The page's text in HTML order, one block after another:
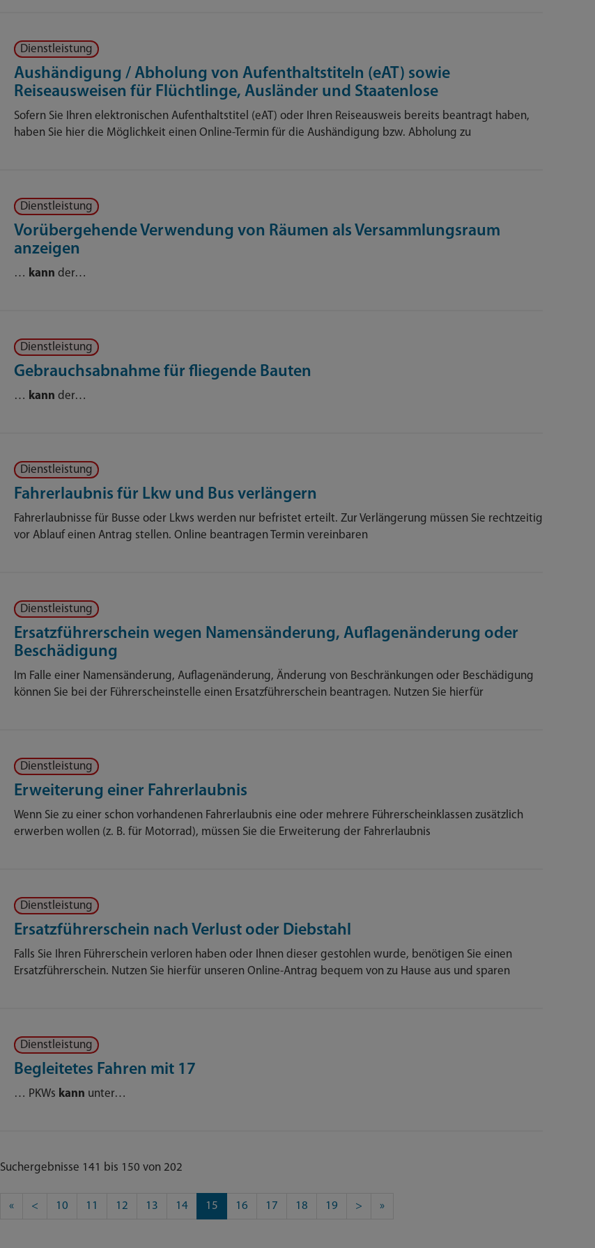
Dienstleistung
Aushändigung / Abholung von Aufenthaltstiteln (eAT) sowie
Reiseausweisen für Flüchtlinge, Ausländer und Staatenlose
Sofern Sie Ihren elektronischen Aufenthaltstitel (eAT) oder Ihren Reiseausweis bereits beantragt haben,
haben Sie hier die Möglichkeit einen Online-Termin für die Aushändigung bzw. Abholung zu
Dienstleistung
Vorübergehende Verwendung von Räumen als Versammlungsraum
anzeigen
… kann der…
Dienstleistung
Gebrauchsabnahme für fliegende Bauten
… kann der…
Dienstleistung
Fahrerlaubnis für Lkw und Bus verlängern
Fahrerlaubnisse für Busse oder Lkws werden nur befristet erteilt. Zur Verlängerung müssen Sie rechtzeitig
vor Ablauf einen Antrag stellen. Online beantragen Termin vereinbaren
Dienstleistung
Ersatzführerschein wegen Namensänderung, Auflagenänderung oder
Beschädigung
Im Falle einer Namensänderung, Auflagenänderung, Änderung von Beschränkungen oder Beschädigung
können Sie bei der Führerscheinstelle einen Ersatzführerschein beantragen. Nutzen Sie hierfür
Dienstleistung
Erweiterung einer Fahrerlaubnis
Wenn Sie zu einer schon vorhandenen Fahrerlaubnis eine oder mehrere Führerscheinklassen zusätzlich
erwerben wollen (z. B. für Motorrad), müssen Sie die Erweiterung der Fahrerlaubnis
Dienstleistung
Ersatzführerschein nach Verlust oder Diebstahl
Falls Sie Ihren Führerschein verloren haben oder Ihnen dieser gestohlen wurde, benötigen Sie einen
Ersatzführerschein. Nutzen Sie hierfür unseren Online-Antrag bequem von zu Hause aus und sparen
Dienstleistung
Begleitetes Fahren mit 17
… PKWs kann unter…
Suchergebnisse 141 bis 150 von 202
« < 10 11 12 13 14 15 16 17 18 19 > »